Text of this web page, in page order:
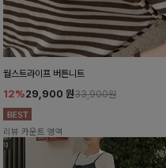
월스트라이프 버튼니트
12%29,900 원33,900원
리뷰 카운트 영역